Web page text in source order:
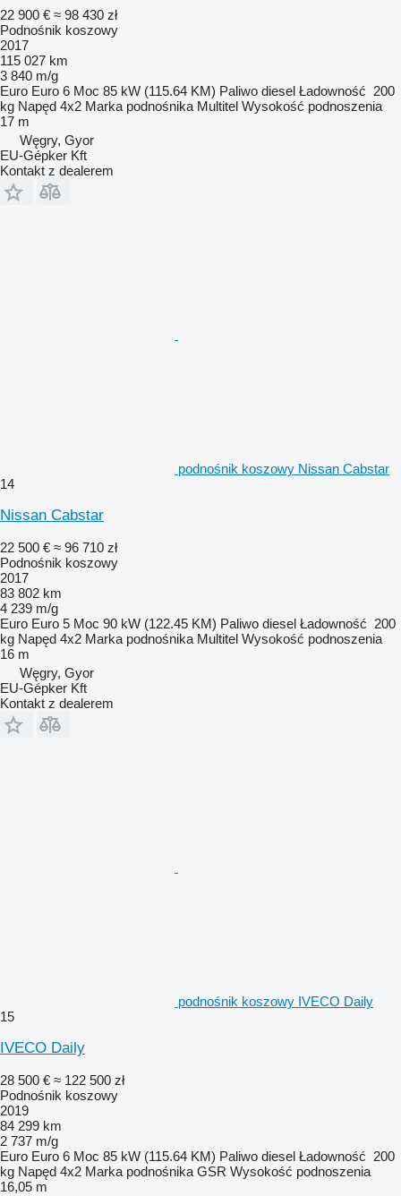
22 900 € ≈ 98 430 zł
Podnośnik koszowy
2017
115 027 km
3 840 m/g
Euro Euro 6 Moc 85 kW (115.64 KM) Paliwo diesel Ładowność 200
kg Napęd 4x2 Marka podnośnika Multitel Wysokość podnoszenia
17 m
Węgry, Gyor
EU-Gépker Kft
Kontakt z dealerem
podnośnik koszowy Nissan Cabstar
14
Nissan Cabstar
22 500 € ≈ 96 710 zł
Podnośnik koszowy
2017
83 802 km
4 239 m/g
Euro Euro 5 Moc 90 kW (122.45 KM) Paliwo diesel Ładowność 200
kg Napęd 4x2 Marka podnośnika Multitel Wysokość podnoszenia
16 m
Węgry, Gyor
EU-Gépker Kft
Kontakt z dealerem
podnośnik koszowy IVECO Daily
15
IVECO Daily
28 500 € ≈ 122 500 zł
Podnośnik koszowy
2019
84 299 km
2 737 m/g
Euro Euro 6 Moc 85 kW (115.64 KM) Paliwo diesel Ładowność 200
kg Napęd 4x2 Marka podnośnika GSR Wysokość podnoszenia
16,05 m